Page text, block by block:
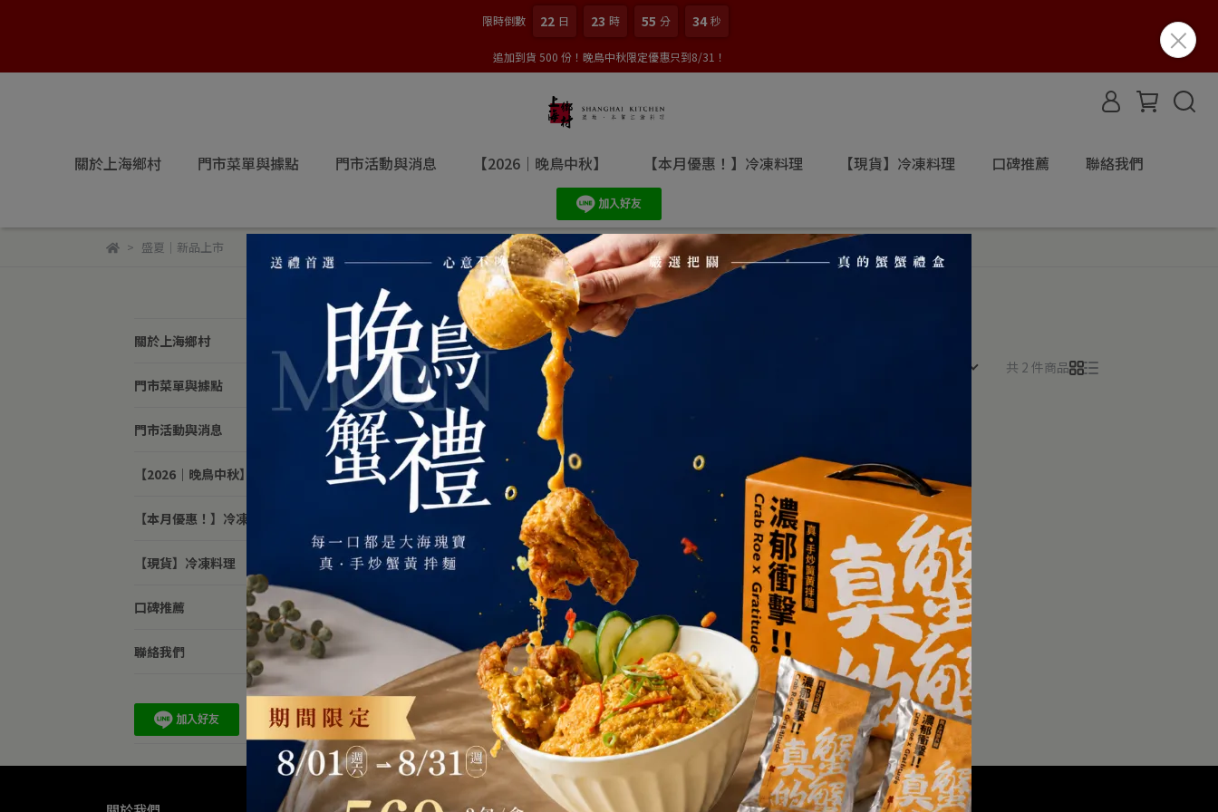
限時倒數 22 日 23 時 55 分 33 秒
追加到貨 500 份！晚鳥中秋限定優惠只到8/31！
關於上海鄉村 門市菜單與據點 門市活動與消息 【2026｜晚鳥中秋】 【本月優惠！】冷凍料理 【現貨】冷凍料理 口碑推薦 聯絡我們
盛夏｜新品上市
關於上海鄉村
門市菜單與據點
門市活動與消息
【2026｜晚鳥中秋】
【本月優惠！】冷凍料理
【現貨】冷凍料理
口碑推薦
聯絡我們
盛夏｜新品上市
預設排序 價格 共 2 件商品
【現貨】楊枝甘露｜2~3人份
NT$249
【現貨】滬杭口水雞｜2~3人份
NT$599